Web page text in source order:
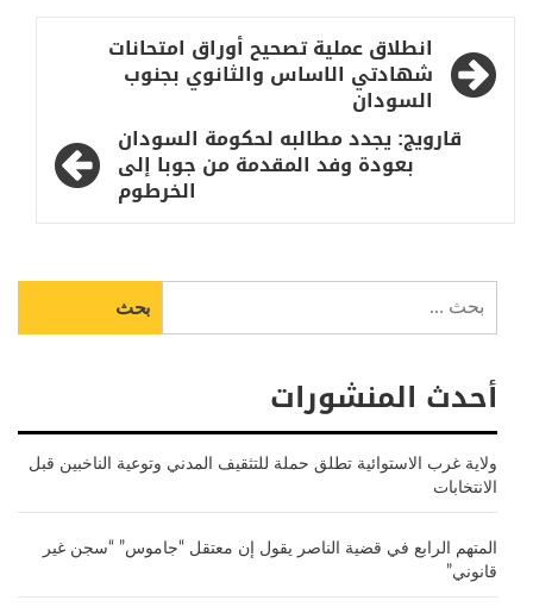
تصفّح
المقالات
انطلاق عملية تصحيح أوراق امتحانات
شهادتي الاساس والثانوي بجنوب
السودان
قارويج: يجدد مطالبه لحكومة السودان
بعودة وفد المقدمة من جوبا إلى
الخرطوم
عن:
أحدث المنشورات
ولاية غرب الاستوائية تطلق حملة للتثقيف المدني وتوعية الناخبين قبل
الانتخابات
المتهم الرابع في قضية الناصر يقول إن معتقل “جاموس” “سجن غير
قانوني”